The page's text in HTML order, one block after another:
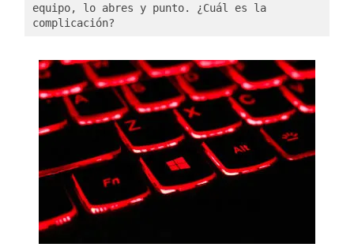
equipo, lo abres y punto. ¿Cuál es la
complicación?